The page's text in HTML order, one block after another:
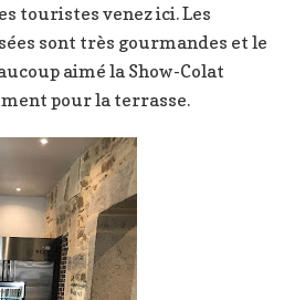
touristes venez ici. Les
sont très gourmandes et le
aimé la Show-Colat
pour la terrasse.